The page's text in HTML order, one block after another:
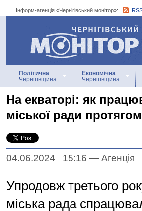
Інформ-агенція «Чернігівський монітор»: RSS
Інформ-агенція
«Чернігівський монітор»
Політична
Чернігівщина
Економічна
Чернігівщина
На екваторі: як
міської ради
04.06.2024 15:16 — Агенцiя
Упродовж третього
міська рада